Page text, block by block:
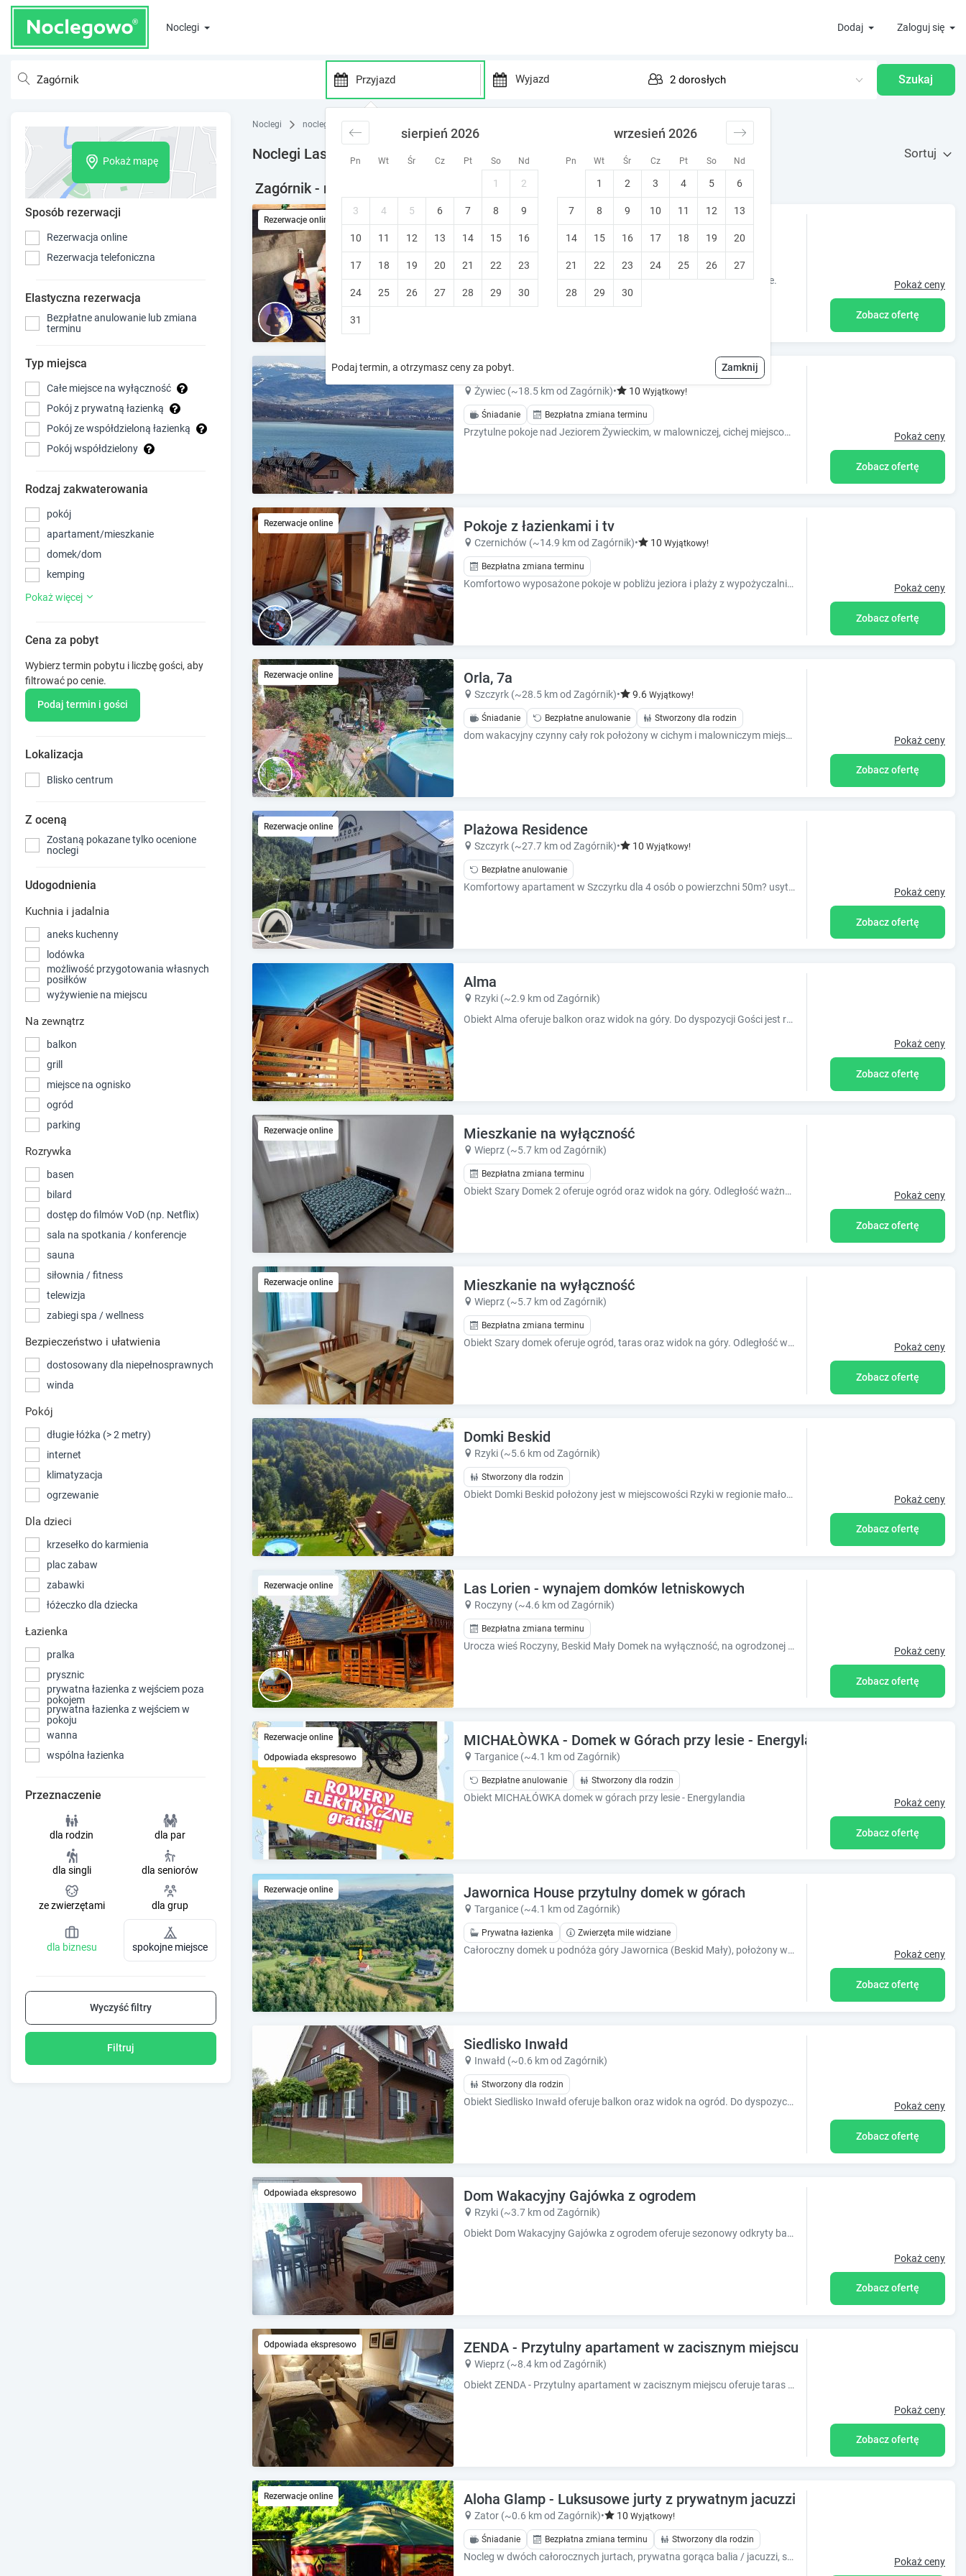
Noclegi Dodaj Zaloguj się
P
e
s
s
d
o
w
n
r
e
y
t
o
i
t
e
r
a
w
h
t
h
e
c
a
l
e
n
d
a
r
a
n
d
s
e
l
e
t
a
t
e
.
P
r
e
s
s
t
h
e
s
t
i
o
n
a
r
e
y
g
e
t
t
h
e
e
y
b
o
a
d
s
h
o
r
t
c
u
t
f
o
r
c
h
a
n
g
i
d
a
t
e
s
.
d
w
a
e
y
t
o
t
w
i
t
a
l
e
n
d
s
e
e
c
r
q
u
e
s
t
k
e
y
t
h
k
e
d
s
h
o
r
o
r
c
h
d
a
t
e
s
Pn Wt Śr Cz Pt So Nd Pn Wt Śr Cz Pt So Nd
sierpień 2026
1 2
3 4 5 6 7 8 9
10 11 12 13 14 15 16
17 18 19 20 21 22 23
24 25 26 27 28 29 30
31
wrzesień 2026
1 2 3 4 5 6
7 8 9 10 11 12 13
14 15 16 17 18 19 20
21 22 23 24 25 26 27
28 29 30
Podaj termin, a otrzymasz ceny za pobyt. Zamknij
Szukaj
Pokaż mapę
Sposób rezerwacji
Rezerwacja online
Rezerwacja telefoniczna
Elastyczna rezerwacja
Bezpłatne anulowanie lub zmiana
terminu
Typ miejsca
Całe miejsce na wyłączność
Pokój z prywatną łazienką
Pokój ze współdzieloną łazienką
Pokój współdzielony
Rodzaj zakwaterowania
pokój
apartament/mieszkanie
domek/dom
kemping
Pokaż więcej
Cena za pobyt
Wybierz termin pobytu i liczbę gości, aby
filtrować po cenie.
Podaj termin i gości
Lokalizacja
Blisko centrum
Z oceną
Zostaną pokazane tylko ocenione
noclegi
Udogodnienia
Kuchnia i jadalnia
aneks kuchenny
lodówka
możliwość przygotowania własnych
posiłków
wyżywienie na miejscu
Na zewnątrz
balkon
grill
miejsce na ognisko
ogród
parking
Rozrywka
basen
bilard
dostęp do filmów VoD (np. Netflix)
sala na spotkania / konferencje
sauna
siłownia / fitness
telewizja
zabiegi spa / wellness
Bezpieczeństwo i ułatwienia
dostosowany dla niepełnosprawnych
winda
Pokój
długie łóżka (> 2 metry)
internet
klimatyzacja
ogrzewanie
Dla dzieci
krzesełko do karmienia
plac zabaw
zabawki
łóżeczko dla dziecka
Łazienka
pralka
prysznic
prywatna łazienka z wejściem poza
pokojem
prywatna łazienka z wejściem w
pokoju
wanna
wspólna łazienka
Przeznaczenie
dla rodzin dla par
dla singli dla seniorów
ze zwierzętami dla grup
dla biznesu spokojne miejsce
Wyczyść filtry
Filtruj
Noclegi noclegi Beskidy
Noclegi Last Minute w Zagórnik Sortuj
Zagórnik - noclegi w okolicy
Rezerwacje online Apartament Góry i Potok
Porąbka (~11.6 km od Zagórnik) • Wyjątkowy!
Bezpłatne anulowanie Stworzony dla rodzin
Komfortowy apartament w sercu natury idealny na relaks i wyciszenie. Pokaż ceny
Zobacz ofertę
Ośrodek Wypoczynkowy Nad Jeziorem
Żywiec (~18.5 km od Zagórnik)• 10 Wyjątkowy!
Śniadanie Bezpłatna zmiana terminu
Przytulne pokoje nad Jeziorem Żywieckim, w malowniczej, cichej miejscowości. Wymarzony urlop dla miłośników aktywnego wypoczynku. Zapraszamy! Pokaż ceny
Zobacz ofertę
Rezerwacje online Pokoje z łazienkami i tv
Czernichów (~14.9 km od Zagórnik)• 10 Wyjątkowy!
Bezpłatna zmiana terminu
Komfortowo wyposażone pokoje w pobliżu jeziora i plaży z wypożyczalnią sprzętu wodnego. Pokaż ceny
Zobacz ofertę
Rezerwacje online Orla, 7a
Szczyrk (~28.5 km od Zagórnik)• 9.6 Wyjątkowy!
Śniadanie Bezpłatne anulowanie Stworzony dla rodzin
dom wakacyjny czynny cały rok położony w cichym i malowniczym miejscu z widokiem na pasmo gór Pokaż ceny
Zobacz ofertę
Rezerwacje online Plażowa Residence
Szczyrk (~27.7 km od Zagórnik)• 10 Wyjątkowy!
Bezpłatne anulowanie
Komfortowy apartament w Szczyrku dla 4 osób o powierzchni 50m? usytuowany na parterze z prywatnym wejściem. Apartament składa się z salonu połączonego Pokaż ceny
Zobacz ofertę
Alma
Rzyki (~2.9 km od Zagórnik)
Obiekt Alma oferuje balkon oraz widok na góry. Do dyspozycji Gości jest również ekspres do kawy. Odległość ważnych miejsc od obiektu: Muzeum A
Pokaż ceny
Zobacz ofertę
Rezerwacje online Mieszkanie na wyłączność
Wieprz (~5.7 km od Zagórnik)
Bezpłatna zmiana terminu
Obiekt Szary Domek 2 oferuje ogród oraz widok na góry. Odległość ważnych miejsc od obiektu: Muzeum Auschwitz-Birkenau ? około 28 km. W okolic Pokaż ceny
Zobacz ofertę
Rezerwacje online Mieszkanie na wyłączność
Wieprz (~5.7 km od Zagórnik)
Bezpłatna zmiana terminu
Obiekt Szary domek oferuje ogród, taras oraz widok na góry. Odległość ważnych miejsc od obiektu: Muzeum Auschwitz-Birkenau ? około 28 km. W o Pokaż ceny
Zobacz ofertę
Domki Beskid
Rzyki (~5.6 km od Zagórnik)
Stworzony dla rodzin
Obiekt Domki Beskid położony jest w miejscowości Rzyki w regionie małopolskie i oferuje bezpłatne Wi-Fi, plac zabaw, sezonowy odkryty basen oraz Pokaż ceny
Zobacz ofertę
Rezerwacje online Las Lorien - wynajem domków letniskowych
Roczyny (~4.6 km od Zagórnik)
Bezpłatna zmiana terminu
Urocza wieś Roczyny, Beskid Mały Domek na wyłączność, na ogrodzonej 22 ar działce może pomieścić aż 8 osób!!! Pokaż ceny
Zobacz ofertę
Rezerwacje online
Odpowiada ekspresowo
MICHAŁÒWKA - Domek w Górach przy lesie - Energylandia
Targanice (~4.1 km od Zagórnik)
Bezpłatne anulowanie Stworzony dla rodzin
Obiekt MICHAŁÓWKA domek w górach przy lesie - Energylandia Pokaż ceny
Zobacz ofertę
Rezerwacje online Jawornica House przytulny domek w górach
Targanice (~4.1 km od Zagórnik)
Prywatna łazienka Zwierzęta mile widziane
Całoroczny domek u podnóża góry Jawornica (Beskid Mały), położony w malowniczej, miejscowości Targanice.Piękne widoki, cisza i spokój :) Pokaż ceny
Zobacz ofertę
Siedlisko Inwałd
Inwałd (~0.6 km od Zagórnik)
Stworzony dla rodzin
Obiekt Siedlisko Inwałd oferuje balkon oraz widok na ogród. Do dyspozycji Gości jest również ekspres do kawy. Odległość ważnych miejsc od obi Pokaż ceny
Zobacz ofertę
Odpowiada ekspresowo Dom Wakacyjny Gajówka z ogrodem
Rzyki (~3.7 km od Zagórnik)
Obiekt Dom Wakacyjny Gajówka z ogrodem oferuje sezonowy odkryty basen, balkon oraz widok na ogród. Odległość ważnych miejsc od obiektu: Muzeum A
Pokaż ceny
Zobacz ofertę
Odpowiada ekspresowo ZENDA - Przytulny apartament w zacisznym miejscu
Wieprz (~8.4 km od Zagórnik)
Obiekt ZENDA - Przytulny apartament w zacisznym miejscu oferuje taras oraz widok na ogród. Odległość ważnych miejsc od obiektu: Muzeum Auschwitz-
Pokaż ceny
Zobacz ofertę
Rezerwacje online Aloha Glamp - Luksusowe jurty z prywatnym jacuzzi
Zator (~0.6 km od Zagórnik)• 10 Wyjątkowy!
Śniadanie Bezpłatna zmiana terminu Stworzony dla rodzin
Nocleg w dwóch całorocznych jurtach, prywatna gorąca balia / jacuzzi, sauna, baseny, rower. Blisko Energylandii i stoków narciarskich. Pokaż ceny